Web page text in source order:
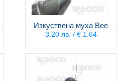
Изкуствена муха Bee
3.20 лв. / € 1.64